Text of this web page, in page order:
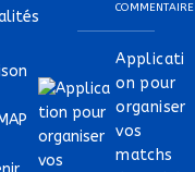
COMMENTAIRE
Applicati
on pour
organiser
vos
matchs